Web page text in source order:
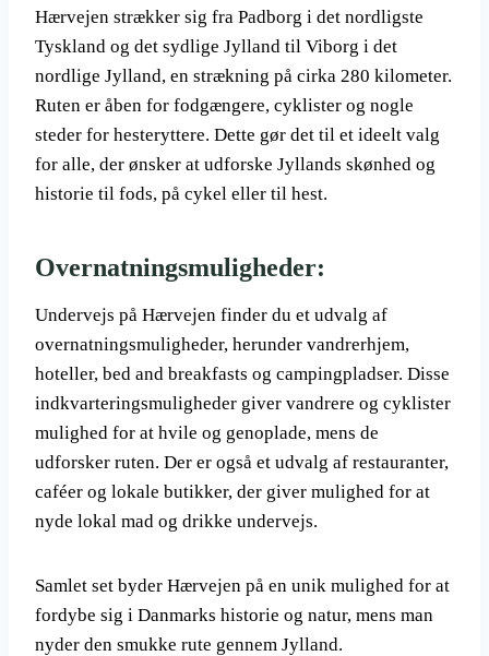
Hærvejen strækker sig fra Padborg i det nordligste
Tyskland og det sydlige Jylland til Viborg i det
nordlige Jylland, en strækning på cirka 280 kilometer.
Ruten er åben for fodgængere, cyklister og nogle
steder for hesteryttere. Dette gør det til et ideelt valg
for alle, der ønsker at udforske Jyllands skønhed og
historie til fods, på cykel eller til hest.
Overnatningsmuligheder:
Undervejs på Hærvejen finder du et udvalg af
overnatningsmuligheder, herunder vandrerhjem,
hoteller, bed and breakfasts og campingpladser. Disse
indkvarteringsmuligheder giver vandrere og cyklister
mulighed for at hvile og genoplade, mens de
udforsker ruten. Der er også et udvalg af restauranter,
caféer og lokale butikker, der giver mulighed for at
nyde lokal mad og drikke undervejs.
Samlet set byder Hærvejen på en unik mulighed for at
fordybe sig i Danmarks historie og natur, mens man
nyder den smukke rute gennem Jylland.